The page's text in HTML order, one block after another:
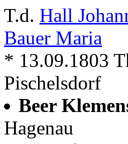
T.d. Hall
Bauer Maria
* 13.09.1803
Pischelsdorf
Beer
Hagenau